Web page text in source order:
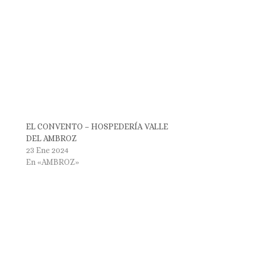
EL CONVENTO – HOSPEDERÍA VALLE
DEL AMBROZ
23 Ene 2024
En «AMBROZ»